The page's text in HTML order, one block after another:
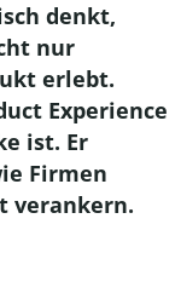
denkt,
nur
erlebt.
Experience
ist. Er
Firmen
verankern.